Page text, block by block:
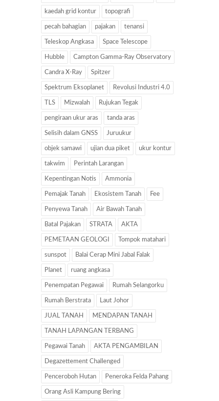
kaedah grid kontur topografi
pecah bahagian pajakan tenansi
Teleskop Angkasa Space Telescope
Hubble Campton Gamma-Ray Observatory
Candra X-Ray Spitzer
Spektrum Eksoplanet Revolusi Industri 4.0
TLS Mizwalah Rujukan Tegak
pengiraan ukur aras tanda aras
Selisih dalam GNSS Juruukur
objek samawi ujian dua piket ukur kontur
takwim Perintah Larangan
Kepentingan Notis Ammonia
Pemajak Tanah Ekosistem Tanah Fee
Penyewa Tanah Air Bawah Tanah
Batal Pajakan STRATA AKTA
PEMETAAN GEOLOGI Tompok matahari
sunspot Balai Cerap Mini Jabal Falak
Planet ruang angkasa
Penempatan Pegawai Rumah Selangorku
Rumah Berstrata Laut Johor
JUAL TANAH MENDAPAN TANAH
TANAH LAPANGAN TERBANG
Pegawai Tanah AKTA PENGAMBILAN
Degazettement Challenged
Penceroboh Hutan Peneroka Felda Pahang
Orang Asli Kampung Bering